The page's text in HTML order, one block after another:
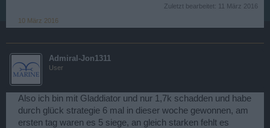
Zuletzt bearbeitet: 11 März 2016
10 März 2016
Admiral-Jon1311
User
Also ich bin mit Gladdiator und nur 1,7k schadden und habe
durch glück strategie 6 mal in dieser woche gewonnen, am
ersten tag waren es 5 siege, an gleich starken fehlt es